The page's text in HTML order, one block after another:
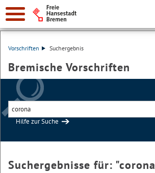
Vorschriften Suchergebnis
Bremische Vorschriften
Hilfe zur Suche
Suchergebnisse für: "corona